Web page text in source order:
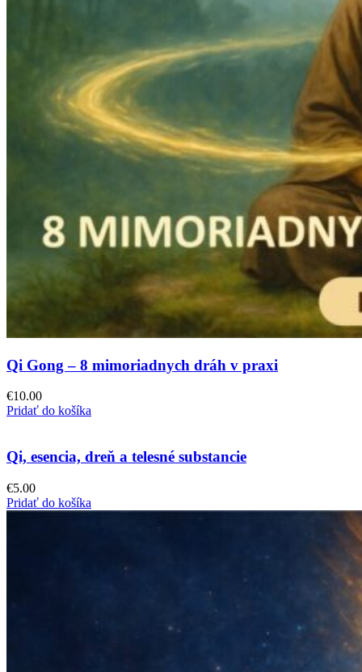
Qi Gong – 8 mimoriadnych dráh v praxi
€10.00
Pridať do košíka
Qi, esencia, dreň a telesné substancie
€5.00
Pridať do košíka